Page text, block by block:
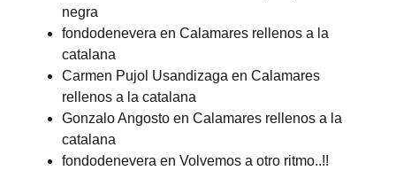
negra
fondodenevera en Calamares rellenos a la
catalana
Carmen Pujol Usandizaga en Calamares
rellenos a la catalana
Gonzalo Angosto en Calamares rellenos a la
catalana
fondodenevera en Volvemos a otro ritmo..!!